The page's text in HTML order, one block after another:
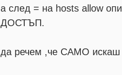
а след = на hosts allow
ДОСТЪП.
да речем ,че САМО искаш